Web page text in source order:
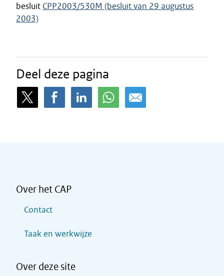
besluit CPP2003/530M (besluit van 29 augustus
2003)
Deel deze pagina
Over het CAP
Contact
Taak en werkwijze
Over deze site